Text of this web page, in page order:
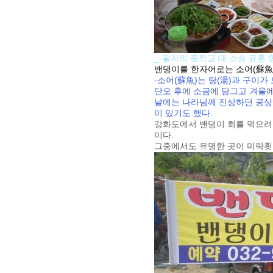
_-필자의 중학교 때 스승 유훈
밴댕이를 한자어로는 소어(蘇
-소어(蘇魚)는 탕(湯)과 구이가
단오 후에 소금에 담그고 겨울
날에는 나라님께 진상하던 공
이 있기도 했다.
강화도에서 밴댕이 회를 먹으
이다.
그중에서도 유명한 곳이 미락